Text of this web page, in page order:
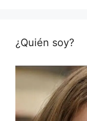
¿Quién soy?